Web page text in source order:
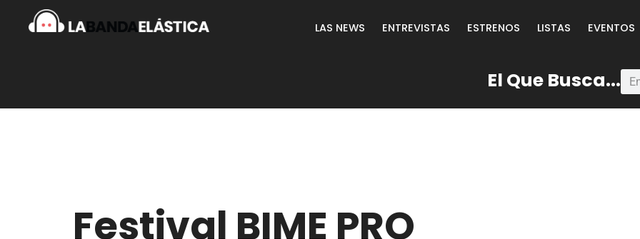
LAS NEWS ENTREVISTAS ESTRENOS LISTAS EVENTOS
El Que Busca...
Festival BIME PRO